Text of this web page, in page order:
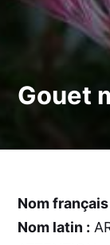
Gouet
Nom français
Nom latin :